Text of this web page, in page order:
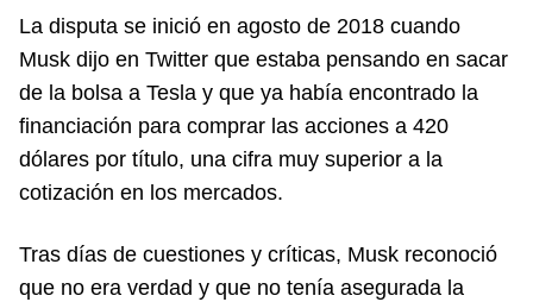
La disputa se inició en agosto de 2018 cuando
Musk dijo en Twitter que estaba pensando en sacar
de la bolsa a Tesla y que ya había encontrado la
financiación para comprar las acciones a 420
dólares por título, una cifra muy superior a la
cotización en los mercados.
Tras días de cuestiones y críticas, Musk reconoció
que no era verdad y que no tenía asegurada la